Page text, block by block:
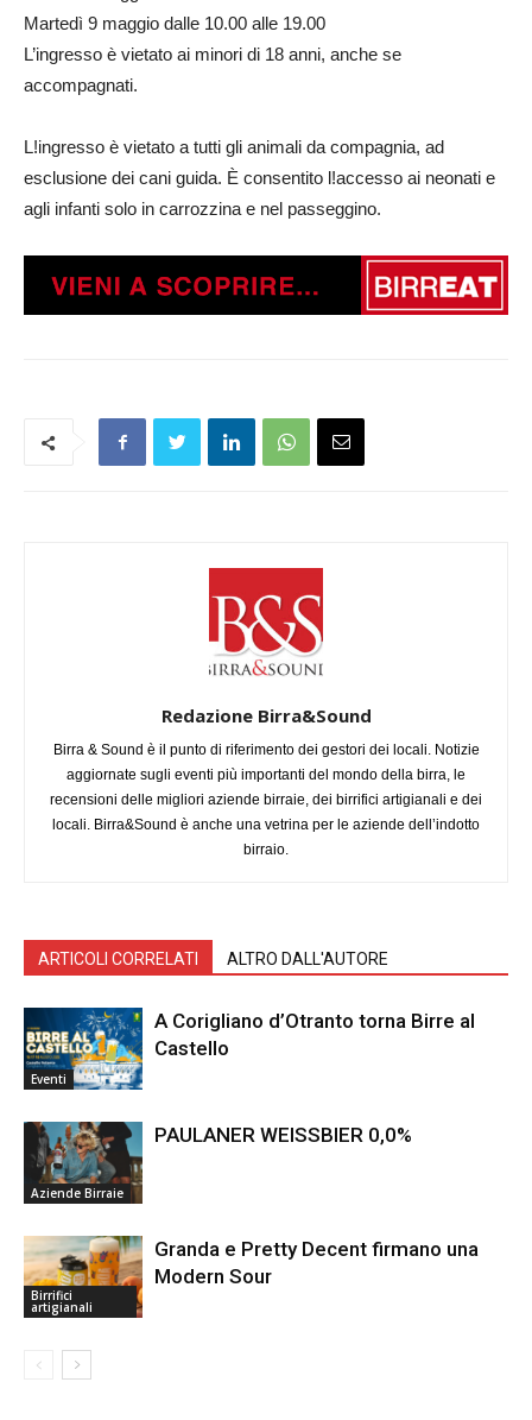
Martedì 9 maggio dalle 10.00 alle 19.00
L’ingresso è vietato ai minori di 18 anni, anche se
accompagnati.
L!ingresso è vietato a tutti gli animali da compagnia, ad
esclusione dei cani guida. È consentito l!accesso ai neonati e
agli infanti solo in carrozzina e nel passeggino.
Redazione Birra&Sound
Birra & Sound è il punto di riferimento dei gestori dei locali. Notizie
aggiornate sugli eventi più importanti del mondo della birra, le
recensioni delle migliori aziende birraie, dei birrifici artigianali e dei
locali. Birra&Sound è anche una vetrina per le aziende dell’indotto
birraio.
ARTICOLI CORRELATI ALTRO DALL'AUTORE
Eventi
A Corigliano d’Otranto torna Birre al
Castello
Aziende Birraie
PAULANER WEISSBIER 0,0%
Birrifici
artigianali
Granda e Pretty Decent firmano una
Modern Sour